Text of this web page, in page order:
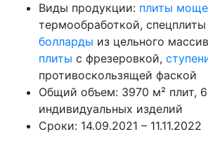
Виды продукции: плиты
термообработкой,
болларды из цельного
плиты с фрезеровкой,
противоскользящей фаской
Общий объем: 3970 м² плит,
индивидуальных изделий
Сроки: 14.09.2021 – 11.11.2022